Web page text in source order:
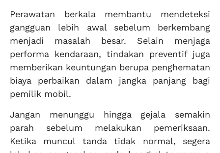
Perawatan berkala membantu mendeteksi
gangguan lebih awal sebelum berkembang
menjadi masalah besar. Selain menjaga
performa kendaraan, tindakan preventif juga
memberikan keuntungan berupa penghematan
biaya perbaikan dalam jangka panjang bagi
pemilik mobil.
Jangan menunggu hingga gejala semakin
parah sebelum melakukan pemeriksaan.
Ketika muncul tanda tidak normal, segera